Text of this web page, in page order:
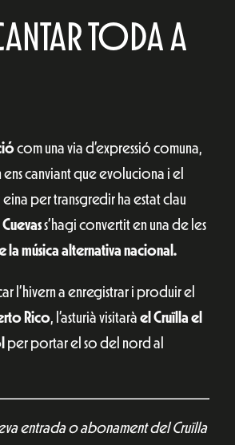
TODA A
com una via d’expressió comuna,
ens canviant que evoluciona i el
per transgredir ha estat clau
s’hagi convertit en una de les
la música alternativa nacional.
l’hivern a enregistrar i produir el
Rico, l’asturià visitarà el Cruïlla el
per portar el so del nord al
entrada o abonament del Cruïlla